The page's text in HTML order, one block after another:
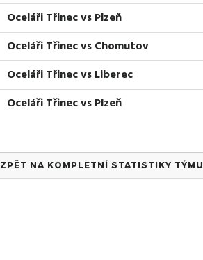
Oceláři Třinec vs Plzeň
Oceláři Třinec vs Chomutov
Oceláři Třinec vs Liberec
Oceláři Třinec vs Plzeň
ZPĚT NA KOMPLETNÍ STATISTIKY TÝMU